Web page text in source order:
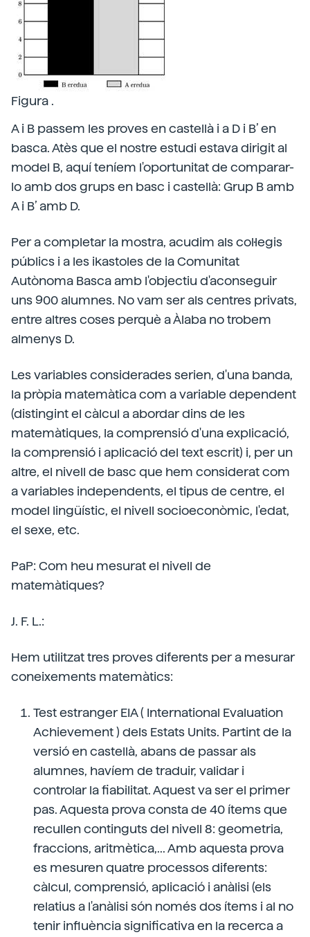
Figura .
A i B passem les proves en castellà i a D i B’ en
basca. Atès que el nostre estudi estava dirigit al
model B, aquí teníem l'oportunitat de comparar-
lo amb dos grups en basc i castellà: Grup B amb
A i B’ amb D.
Per a completar la mostra, acudim als col·legis
públics i a les ikastoles de la Comunitat
Autònoma Basca amb l'objectiu d'aconseguir
uns 900 alumnes. No vam ser als centres privats,
entre altres coses perquè a Àlaba no trobem
almenys D.
Les variables considerades serien, d'una banda,
la pròpia matemàtica com a variable dependent
(distingint el càlcul a abordar dins de les
matemàtiques, la comprensió d'una explicació,
la comprensió i aplicació del text escrit) i, per un
altre, el nivell de basc que hem considerat com
a variables independents, el tipus de centre, el
model lingüístic, el nivell socioeconòmic, l'edat,
el sexe, etc.
PaP: Com heu mesurat el nivell de
matemàtiques?
J. F. L.:
Hem utilitzat tres proves diferents per a mesurar
coneixements matemàtics:
Test estranger EIA ( International Evaluation
Achievement ) dels Estats Units. Partint de la
versió en castellà, abans de passar als
alumnes, havíem de traduir, validar i
controlar la fiabilitat. Aquest va ser el primer
pas. Aquesta prova consta de 40 ítems que
recullen continguts del nivell 8: geometria,
fraccions, aritmètica,... Amb aquesta prova
es mesuren quatre processos diferents:
càlcul, comprensió, aplicació i anàlisi (els
relatius a l'anàlisi són només dos ítems i al no
tenir influència significativa en la recerca a